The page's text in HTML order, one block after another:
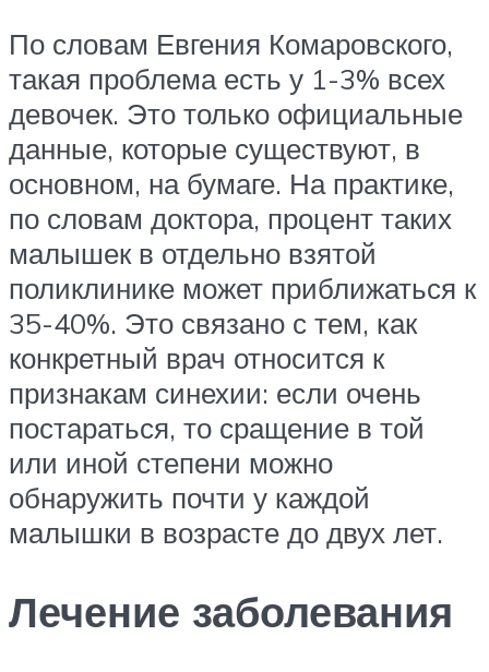
По словам Евгения Комаровского,
такая проблема есть у 1-3% всех
девочек. Это только официальные
данные, которые существуют, в
основном, на бумаге. На практике,
по словам доктора, процент таких
малышек в отдельно взятой
поликлинике может приближаться к
35-40%. Это связано с тем, как
конкретный врач относится к
признакам синехии: если очень
постараться, то сращение в той
или иной степени можно
обнаружить почти у каждой
малышки в возрасте до двух лет.
Лечение заболевания